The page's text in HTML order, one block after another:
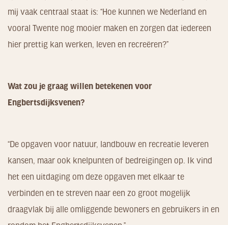
mij vaak centraal staat is: “Hoe kunnen we Nederland en
vooral Twente nog mooier maken en zorgen dat iedereen
hier prettig kan werken, leven en recreëren?”
Wat zou je graag willen betekenen voor
Engbertsdijksvenen?
“De opgaven voor natuur, landbouw en recreatie leveren
kansen, maar ook knelpunten of bedreigingen op. Ik vind
het een uitdaging om deze opgaven met elkaar te
verbinden en te streven naar een zo groot mogelijk
draagvlak bij alle omliggende bewoners en gebruikers in en